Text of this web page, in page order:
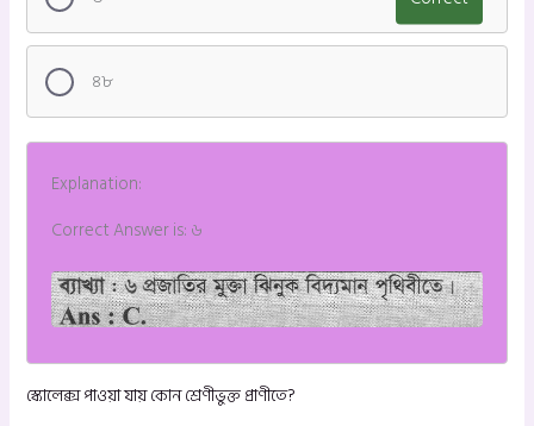
৪৮
Explanation:
Correct Answer is: ৬
স্কোলেক্স পাওয়া যায় কোন শ্রেণীভুক্ত প্রাণীতে?